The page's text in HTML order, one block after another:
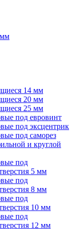
14 мм
20 мм
25 мм
под евровинт
под эксцентрик
под саморез
и круглой
под
5 мм
под
8 мм
под
10 мм
под
12 мм